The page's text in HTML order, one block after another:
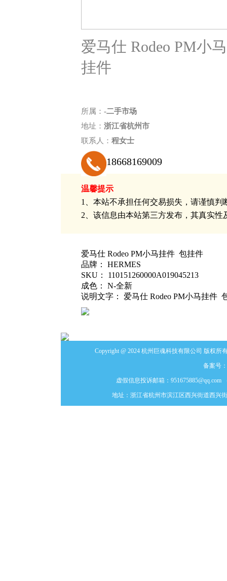
爱马仕 Rodeo PM小
挂件
所属： -二手市场
地址： 浙江省杭州市
联系人： 程女士
18668169009
温馨提示
1、本站不承担任何交易损失，请谨慎
2、该信息由本站第三方发布，其真实
爱马仕 Rodeo PM小马挂件 包挂件
品牌： HERMES
SKU： 110151260000A019045213
成色： N-全新
说明文字： 爱马仕 Rodeo PM小马挂件
Copyright @ 2024 杭州巨魂科技有限公司 版权所
备案号：
虚假信息投诉邮箱：
地址：浙江省杭州市滨江区西兴街道西兴街